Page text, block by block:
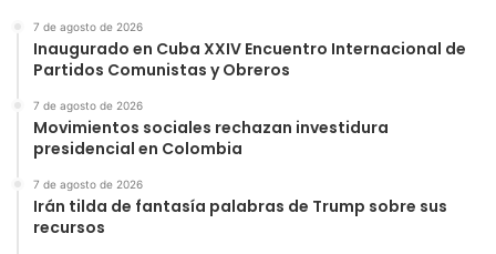
7 de agosto de 2026
Inaugurado en Cuba XXIV Encuentro Internacional de
Partidos Comunistas y Obreros
7 de agosto de 2026
Movimientos sociales rechazan investidura
presidencial en Colombia
7 de agosto de 2026
Irán tilda de fantasía palabras de Trump sobre sus
recursos